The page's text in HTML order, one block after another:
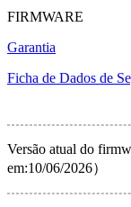
FIRMWARE
Garantia
Ficha de Dados de
Versão atual do
em:10/06/2026）